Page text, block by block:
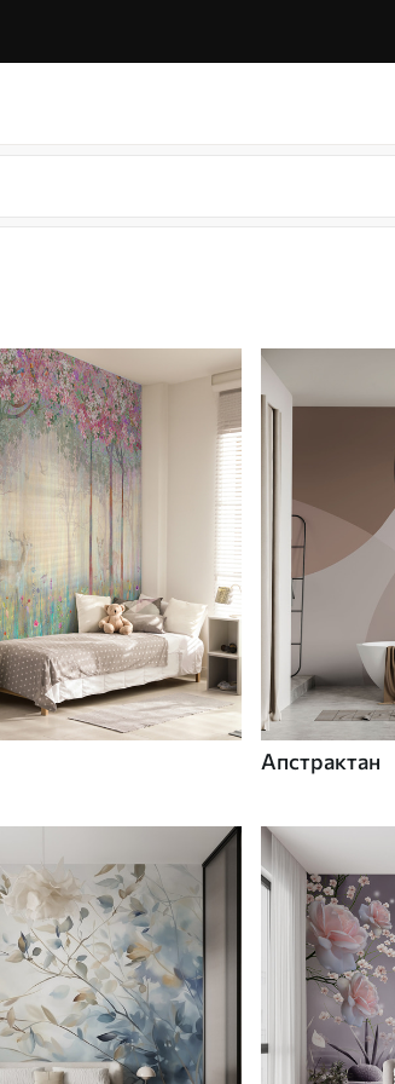
Апстрактан